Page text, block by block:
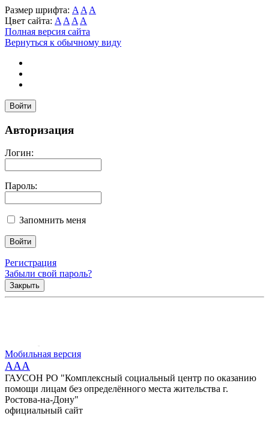
Размер шрифта: A A A
Цвет сайта: A A A A
Полная версия сайта
Вернуться к обычному виду
Войти
Авторизация
Логин:
Пароль:
Запомнить меня
Регистрация
Забыли свой пароль?
Закрыть
Мобильная версия
AAA
ГАУСОН РО "Комплексный социальный центр по оказанию
помощи лицам без определённого места жительства г.
Ростова-на-Дону"
официальный сайт